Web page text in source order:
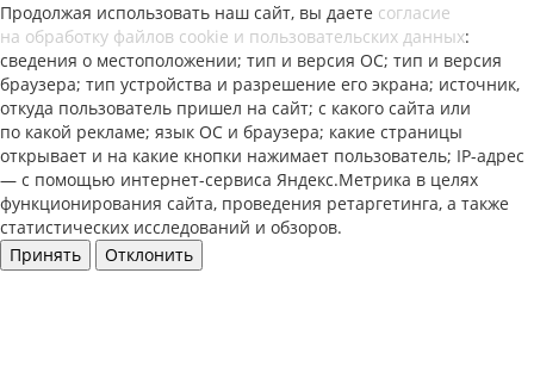
Продолжая использовать наш сайт, вы даете согласие
на обработку файлов cookie и пользовательских данных:
сведения о местоположении; тип и версия ОС; тип и версия
браузера; тип устройства и разрешение его экрана; источник,
откуда пользователь пришел на сайт; с какого сайта или
по какой рекламе; язык ОС и браузера; какие страницы
открывает и на какие кнопки нажимает пользователь; IP-адрес
— с помощью интернет-сервиса Яндекс.Метрика в целях
функционирования сайта, проведения ретаргетинга, а также
статистических исследований и обзоров.
Принять
Отклонить